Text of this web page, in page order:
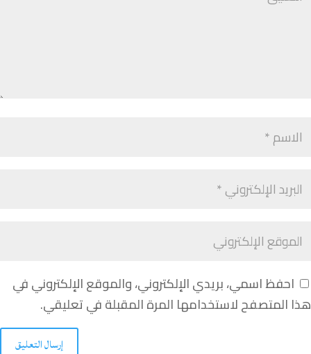
احفظ اسمي، بريدي الإلكتروني، والموقع الإلكتروني في
هذا المتصفح لاستخدامها المرة المقبلة في تعليقي.
إرسال التعليق